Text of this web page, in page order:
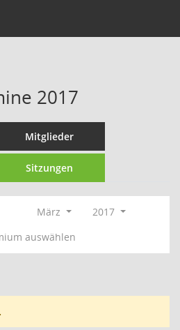
2017
Mitglieder
Sitzungen
März
2017
auswählen